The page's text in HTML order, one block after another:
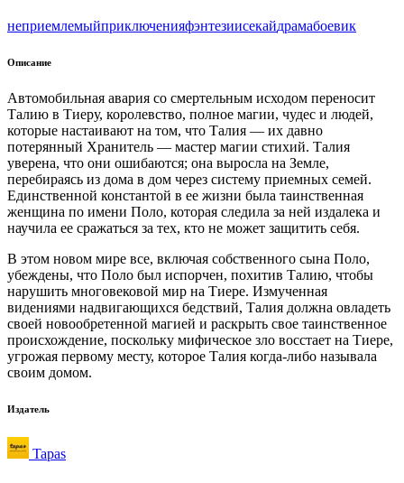
неприемлемыйприключенияфэнтезиисекайдрамабоевик
Описание
Автомобильная авария со смертельным исходом переносит
Талию в Тиеру, королевство, полное магии, чудес и людей,
которые настаивают на том, что Талия — их давно
потерянный Хранитель — мастер магии стихий. Талия
уверена, что они ошибаются; она выросла на Земле,
перебираясь из дома в дом через систему приемных семей.
Единственной константой в ее жизни была таинственная
женщина по имени Поло, которая следила за ней издалека и
научила ее сражаться за тех, кто не может защитить себя.
В этом новом мире все, включая собственного сына Поло,
убеждены, что Поло был испорчен, похитив Талию, чтобы
нарушить многовековой мир на Тиере. Измученная
видениями надвигающихся бедствий, Талия должна овладеть
своей новообретенной магией и раскрыть свое таинственное
происхождение, поскольку мифическое зло восстает на Тиере,
угрожая первому месту, которое Талия когда-либо называла
своим домом.
Издатель
Tapas